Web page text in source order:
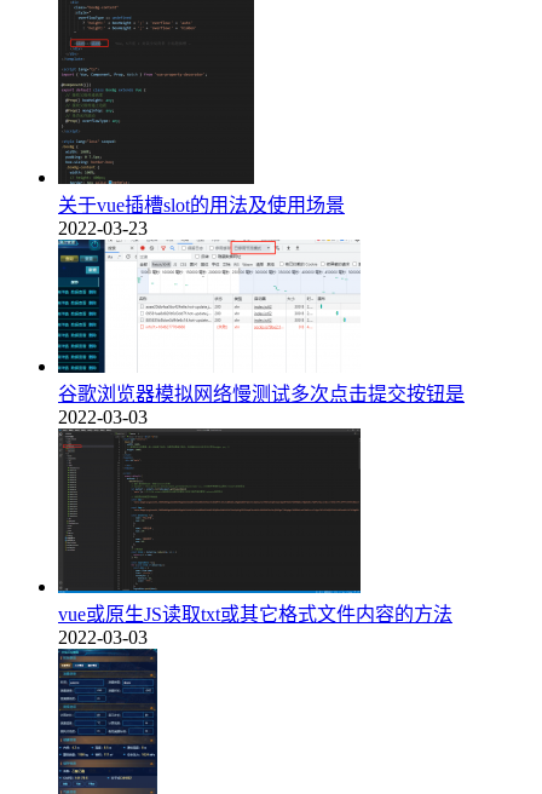
关于vue插槽slot的用法及使用场景
2022-03-23
谷歌浏览器模拟网络慢测试多次点击提交按钮是
2022-03-03
vue或原生JS读取txt或其它格式文件内容的方法
2022-03-03